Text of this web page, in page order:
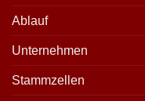
Ablauf
Unternehmen
Stammzellen